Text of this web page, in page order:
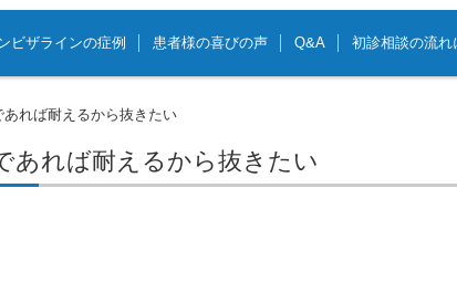
ビザラインの症例 患者様の喜びの声 Q&A 初診相談の流れ
あれば耐えるから抜きたい
あれば耐えるから抜きたい